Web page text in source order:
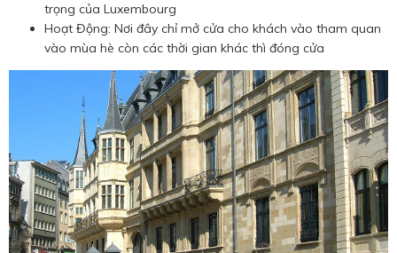
trọng của Luxembourg
Hoạt Động: Nơi đây chỉ mở cửa cho khách vào tham quan
vào mùa hè còn các thời gian khác thì đóng cửa